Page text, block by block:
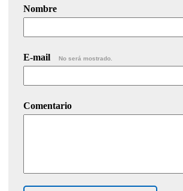
Nombre
E-mail No será mostrado.
Comentario